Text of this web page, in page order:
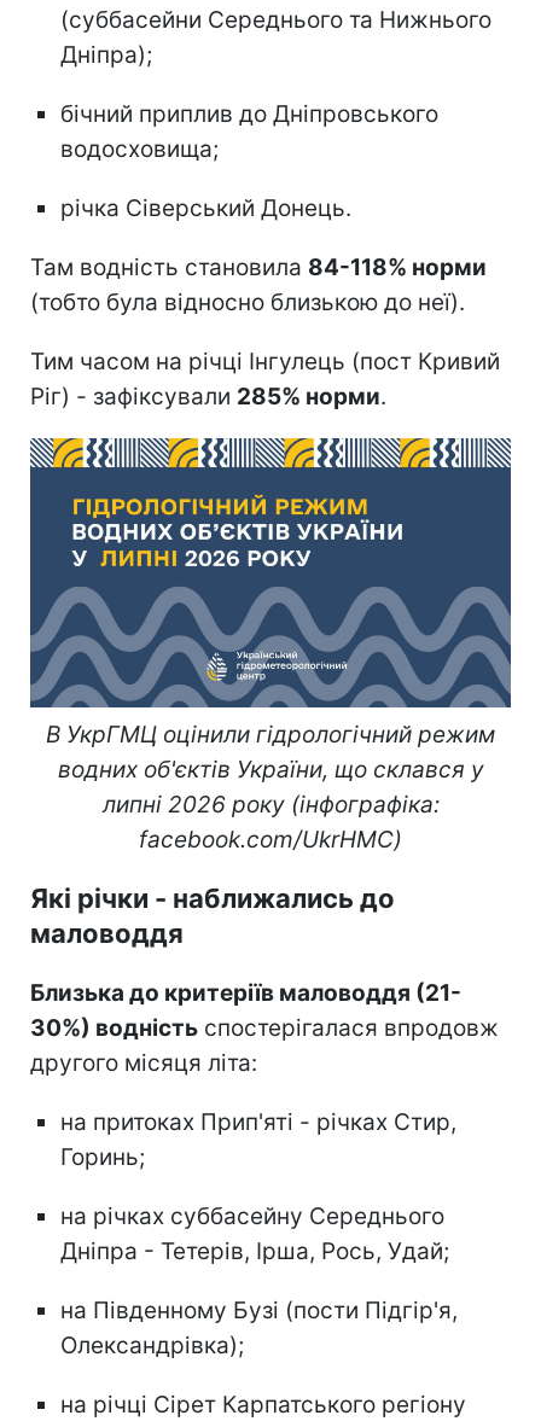
(суббасейни Середнього та Нижнього
Дніпра);
бічний приплив до Дніпровського
водосховища;
річка Сіверський Донець.
Там водність становила 84-118% норми
(тобто була відносно близькою до неї).
Тим часом на річці Інгулець (пост Кривий
Ріг) - зафіксували 285% норми.
В УкрГМЦ оцінили гідрологічний режим
водних об'єктів України, що склався у
липні 2026 року (інфографіка:
facebook.com/UkrHMC)
Які річки - наближались до
маловоддя
Близька до критеріїв маловоддя (21-
30%) водність спостерігалася впродовж
другого місяця літа:
на притоках Прип'яті - річках Стир,
Горинь;
на річках суббасейну Середнього
Дніпра - Тетерів, Ірша, Рось, Удай;
на Південному Бузі (пости Підгір'я,
Олександрівка);
на річці Сірет Карпатського регіону